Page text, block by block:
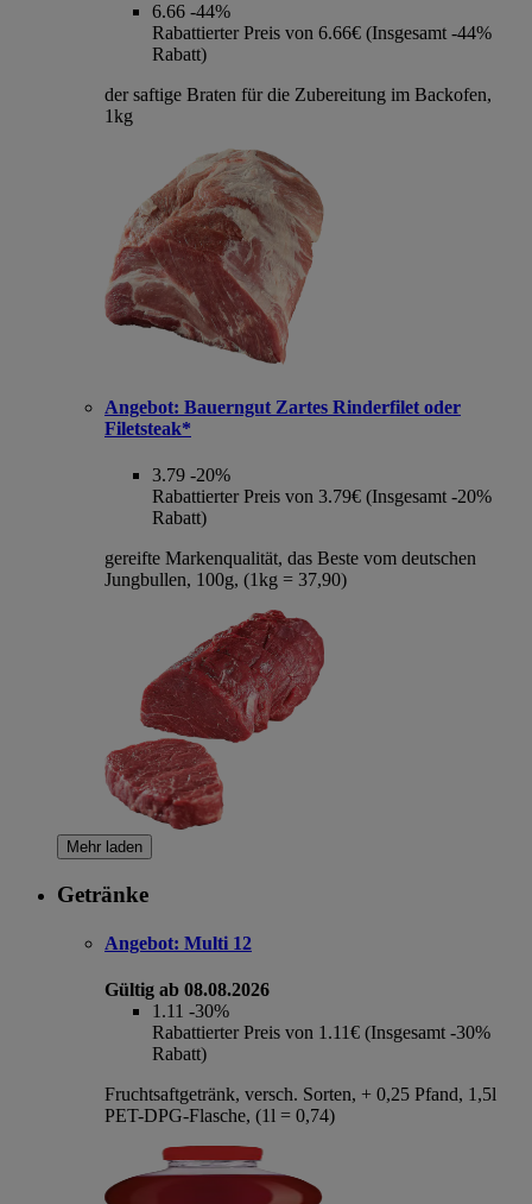
6.66 -44%
Rabattierter Preis von 6.66€ (Insgesamt -44%
Rabatt)
der saftige Braten für die Zubereitung im Backofen,
1kg
Angebot: Bauerngut Zartes Rinderfilet oder
Filetsteak*
3.79 -20%
Rabattierter Preis von 3.79€ (Insgesamt -20%
Rabatt)
gereifte Markenqualität, das Beste vom deutschen
Jungbullen, 100g, (1kg = 37,90)
Mehr laden
Getränke
Angebot: Multi 12
Gültig ab 08.08.2026
1.11 -30%
Rabattierter Preis von 1.11€ (Insgesamt -30%
Rabatt)
Fruchtsaftgetränk, versch. Sorten, + 0,25 Pfand, 1,5l
PET-DPG-Flasche, (1l = 0,74)